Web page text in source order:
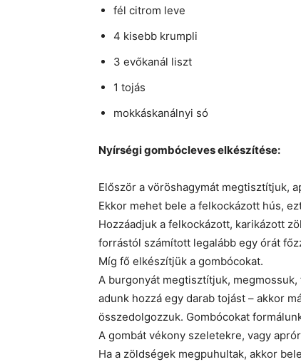
fél citrom leve
4 kisebb krumpli
3 evőkanál liszt
1 tojás
mokkáskanálnyi só
Nyírségi gombócleves elkészítése:
Először a vöröshagymát megtisztítjuk,
Ekkor mehet bele a felkockázott hús,
Hozzáadjuk a felkockázott, karikázott
forrástól számított legalább egy órát
Míg fő elkészítjük a gombócokat.
A burgonyát megtisztítjuk,
adunk hozzá egy darab tojást – akkor
összedolgozzuk. Gombócokat
A gombát vékony szeletekre, vagy
Ha a zöldségek megpuhultak, akkor